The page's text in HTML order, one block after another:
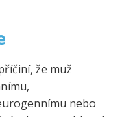
že muž
nebo